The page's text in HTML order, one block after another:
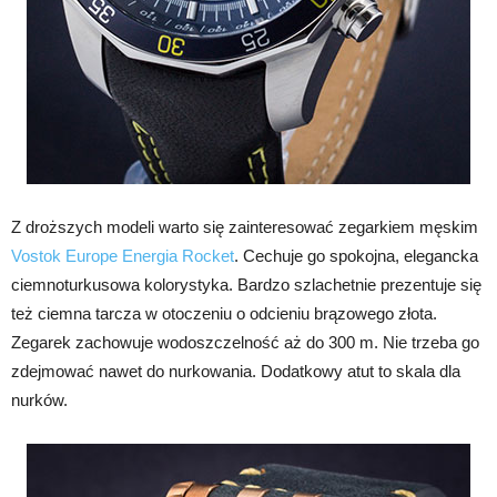
Z droższych modeli warto się zainteresować zegarkiem męskim
Vostok Europe Energia Rocket. Cechuje go spokojna, elegancka
ciemnoturkusowa kolorystyka. Bardzo szlachetnie prezentuje się
też ciemna tarcza w otoczeniu o odcieniu brązowego złota.
Zegarek zachowuje wodoszczelność aż do 300 m. Nie trzeba go
zdejmować nawet do nurkowania. Dodatkowy atut to skala dla
nurków.